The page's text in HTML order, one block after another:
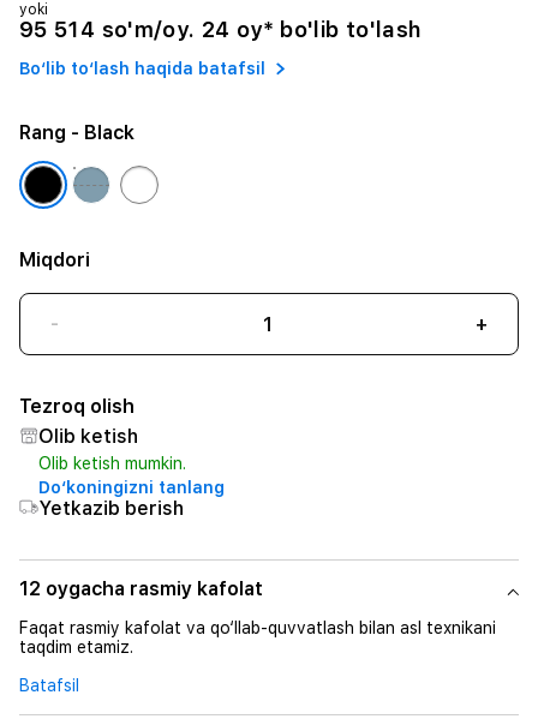
yoki
95 514 so'm/oy. 24 oy* bo'lib to'lash
Bo‘lib to‘lash haqida batafsil
Rang - Black
Miqdori
- +
Tezroq olish
Olib ketish
Olib ketish mumkin.
Do‘koningizni tanlang
Yetkazib berish
12 oygacha rasmiy kafolat
Faqat rasmiy kafolat va qo‘llab-quvvatlash bilan asl texnikani
taqdim etamiz.
Batafsil